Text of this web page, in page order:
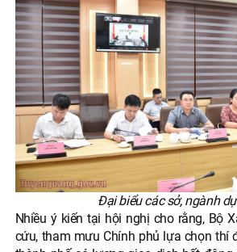
Đại biểu các sở, ngành
Nhiều ý kiến tại hội nghị cho rằng, Bộ
cứu, tham mưu Chính phủ lựa chọn thí